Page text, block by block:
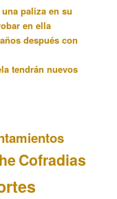
paliza en su
en ella
después con
tendrán nuevos
Cofradias